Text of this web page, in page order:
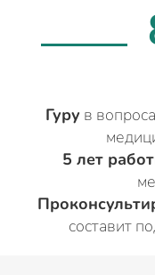
Гуру в
5 лет
составит